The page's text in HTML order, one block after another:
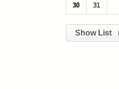
30 31
Show List